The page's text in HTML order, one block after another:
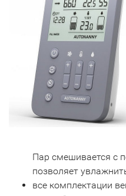
Пар смешивается с
позволяет
все комплектации